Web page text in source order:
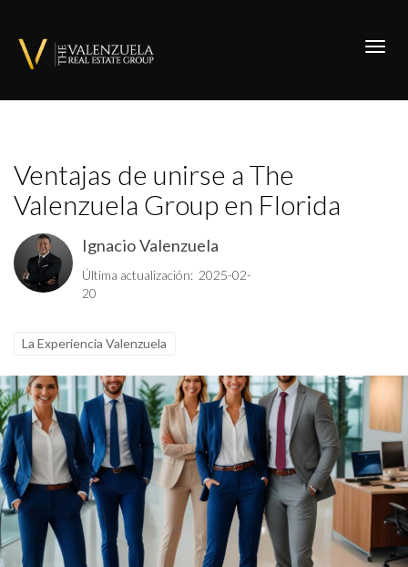
Ventajas de unirse a The
Valenzuela Group en Florida
Ignacio Valenzuela
Última actualización: 2025-02-
20
La Experiencia Valenzuela